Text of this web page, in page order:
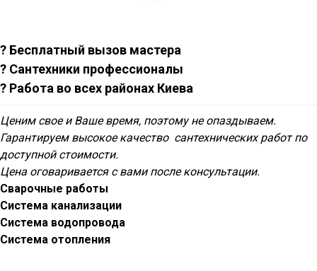
? Бесплатный вызов мастера
? Сантехники профессионалы
? Работа во всех районах Киева
Ценим свое и Ваше время, поэтому не опаздываем.
Гарантируем высокое качество сантехнических работ по
доступной стоимости.
Цена оговаривается с вами после консультации.
Сварочные работы
Система канализации
Система водопровода
Система отопления